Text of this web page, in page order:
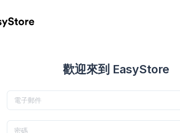
歡迎來到 EasyStore